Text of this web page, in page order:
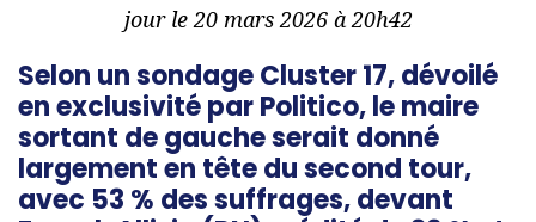
jour le 20 mars 2026 à 20h42
Selon un sondage Cluster 17, dévoilé
en exclusivité par Politico, le maire
sortant de gauche serait donné
largement en tête du second tour,
avec 53 % des suffrages, devant